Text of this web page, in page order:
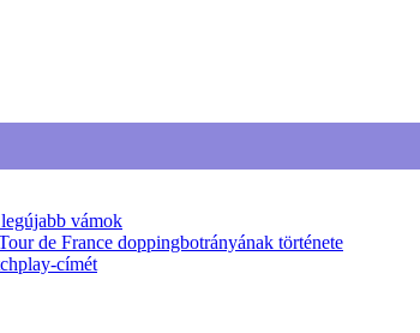
vámok
de France doppingbotrányának története
címét